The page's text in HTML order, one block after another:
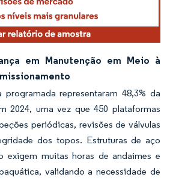
em Manutenção em Meio à
programada representaram 48,3% da
2024, uma vez que 450 plataformas
periódicas, revisões de válvulas
dos topos. Estruturas de aço
exigem muitas horas de andaimes e
validando a necessidade de